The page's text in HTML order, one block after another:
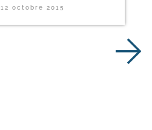
12 octobre 2015